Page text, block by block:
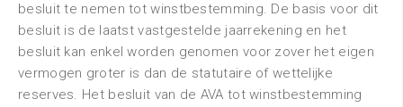
besluit te nemen tot winstbestemming. De basis voor dit
besluit is de laatst vastgestelde jaarrekening en het
besluit kan enkel worden genomen voor zover het eigen
vermogen groter is dan de statutaire of wettelijke
reserves. Het besluit van de AVA tot winstbestemming